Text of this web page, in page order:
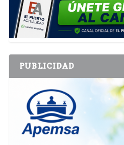
PUBLICIDAD